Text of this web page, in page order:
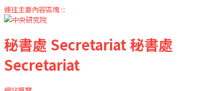
連往主要內容區塊:::
秘書處 Secretariat秘書處
Secretariat